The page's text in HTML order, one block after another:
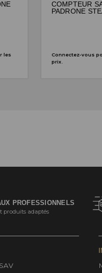
les
COMPTEUR
PADRONE
Connectez-vous
prix.
PROFESSIONNELS
produits adaptés